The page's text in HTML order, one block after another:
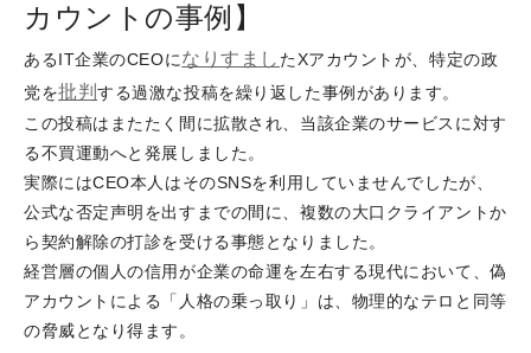
カウントの事例】
あるIT企業のCEOになりすまし たXアカウントが、特定の政
党を批判する過激な投稿を繰り返した事例があります。
この投稿はまたたく間に拡散され、当該企業のサービスに対す
る不買運動へと発展しました。
実際にはCEO本人はそのSNSを利用していませんでしたが、
公式な否定声明を出すまでの間に、複数の大口クライアントか
ら契約解除の打診を受ける事態となりました。
経営層の個人の信用が企業の命運を左右する現代において、偽
アカウントによる「人格の乗っ取り」は、物理的なテロと同等
の脅威となり得ます。